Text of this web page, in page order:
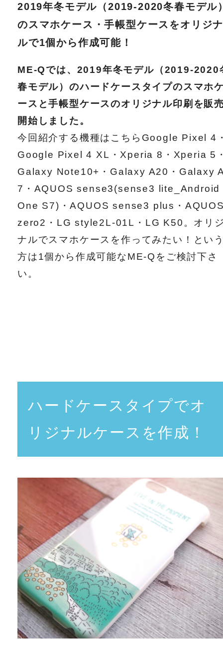
2019年冬モデル（2019-2020冬春モデル
のスマホケース・手帳型ケースをオリジ
ルで1個から作成可能！
ME-Qでは、2019年冬モデル（2019-2020
春モデル）のハードケースタイプのスマホ
ースと手帳型ケースのオリジナル印刷を販
開始しました。
今回紹介する機種はこちらGoogle Pixel 4
Google Pixel 4 XL・Xperia 8・Xperia 5
Galaxy Note10+・Galaxy A20・Galaxy
7・AQUOS sense3(sense3 lite_Android
One S7)・AQUOS sense3 plus・
zero2・LG style2L-01L・LG K50。オリ
ナルでスマホケースを作ってみたい！とい
方は1個から作成可能なME-Qをご検討下さ
い。
ハードケースタイプでオ
リジナルケースを作成！